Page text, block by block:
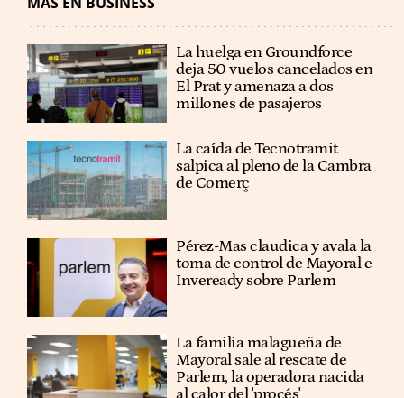
La huelga en Groundforce
deja 50 vuelos cancelados en
El Prat y amenaza a dos
millones de pasajeros
La caída de Tecnotramit
salpica al pleno de la Cambra
de Comerç
Pérez-Mas claudica y avala la
toma de control de Mayoral e
Inveready sobre Parlem
La familia malagueña de
Mayoral sale al rescate de
Parlem, la operadora nacida
al calor del 'procés'